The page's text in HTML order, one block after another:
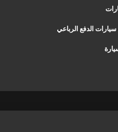
الدفع الرباعي